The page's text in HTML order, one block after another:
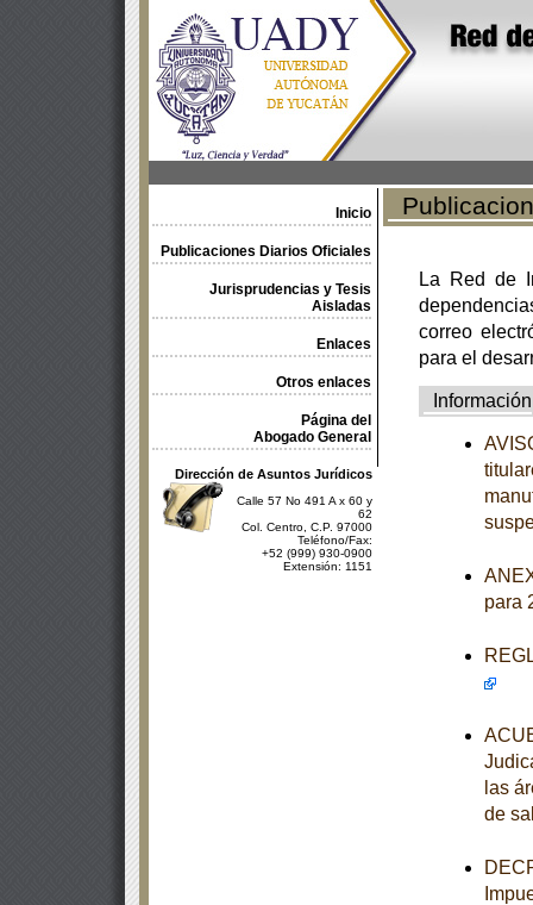
Inicio
Publicaciones Diarios Oficiales
Jurisprudencias y Tesis
Aisladas
Enlaces
Otros enlaces
Página del
Abogado General
Dirección de Asuntos Jurídicos
Calle 57 No 491 A x 60 y
62
Col. Centro, C.P. 97000
Teléfono/Fax:
+52 (999) 930-0900
Extensión: 1151
La Red de
correo
para el
Información
para
las
de